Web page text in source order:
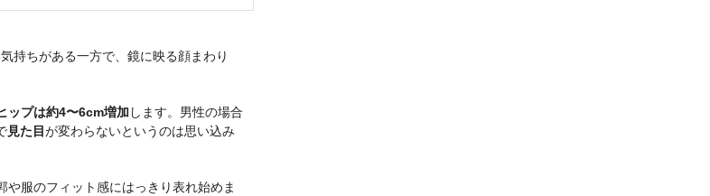
持ちがある一方で、鏡に映る顔まわり
ップは約4〜6cm増加 します。男性の場合
見た目が変わらないというのは思い込み
服のフィット感にはっきり表れ始めま